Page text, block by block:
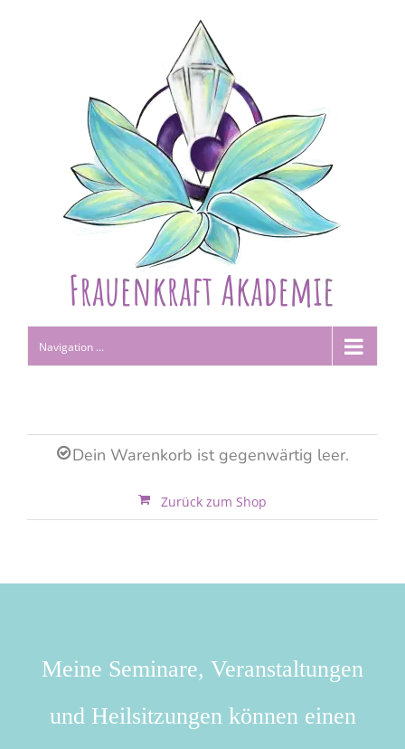
Navigation ...
Dein Warenkorb ist gegenwärtig leer.
Zurück zum Shop
Meine Seminare, Veranstaltungen
und Heilsitzungen können einen